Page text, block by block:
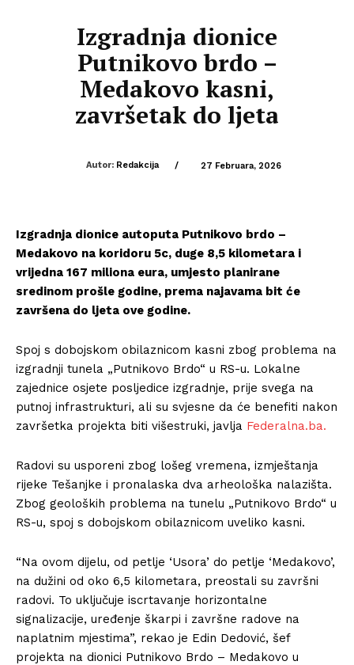
Izgradnja dionice
Putnikovo brdo –
Medakovo kasni,
završetak do ljeta
Autor: Redakcija / 27 Februara, 2026
Izgradnja dionice autoputa Putnikovo brdo –
Medakovo na koridoru 5c, duge 8,5 kilometara i
vrijedna 167 miliona eura, umjesto planirane
sredinom prošle godine, prema najavama bit će
završena do ljeta ove godine.
Spoj s dobojskom obilaznicom kasni zbog problema na
izgradnji tunela „Putnikovo Brdo“ u RS-u. Lokalne
zajednice osjete posljedice izgradnje, prije svega na
putnoj infrastrukturi, ali su svjesne da će benefiti nakon
završetka projekta biti višestruki, javlja Federalna.ba.
Radovi su usporeni zbog lošeg vremena, izmještanja
rijeke Tešanjke i pronalaska dva arheološka nalazišta.
Zbog geoloških problema na tunelu „Putnikovo Brdo“ u
RS-u, spoj s dobojskom obilaznicom uveliko kasni.
“Na ovom dijelu, od petlje ‘Usora’ do petlje ‘Medakovo’,
na dužini od oko 6,5 kilometara, preostali su završni
radovi. To uključuje iscrtavanje horizontalne
signalizacije, uređenje škarpi i završne radove na
naplatnim mjestima”, rekao je Edin Dedović, šef
projekta na dionici Putnikovo Brdo – Medakovo u